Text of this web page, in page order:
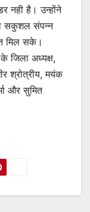
नही है। उन्होंने
सकुशल संपन्न
मिल सके।
जिला अध्यक्ष,
श्रोत्रीय, मयंक
और सुमित